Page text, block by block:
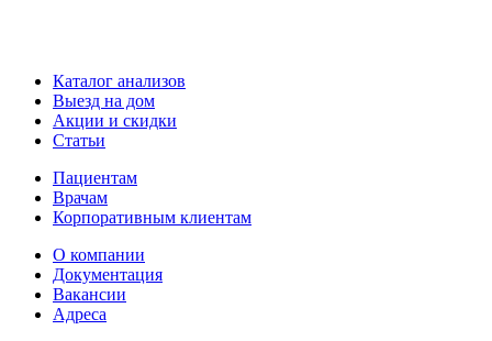
Каталог анализов
Выезд на дом
Акции и скидки
Статьи
Пациентам
Врачам
Корпоративным клиентам
О компании
Документация
Вакансии
Адреса